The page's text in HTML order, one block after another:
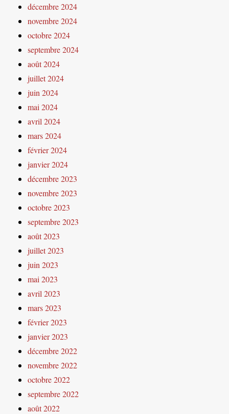
décembre 2024
novembre 2024
octobre 2024
septembre 2024
août 2024
juillet 2024
juin 2024
mai 2024
avril 2024
mars 2024
février 2024
janvier 2024
décembre 2023
novembre 2023
octobre 2023
septembre 2023
août 2023
juillet 2023
juin 2023
mai 2023
avril 2023
mars 2023
février 2023
janvier 2023
décembre 2022
novembre 2022
octobre 2022
septembre 2022
août 2022